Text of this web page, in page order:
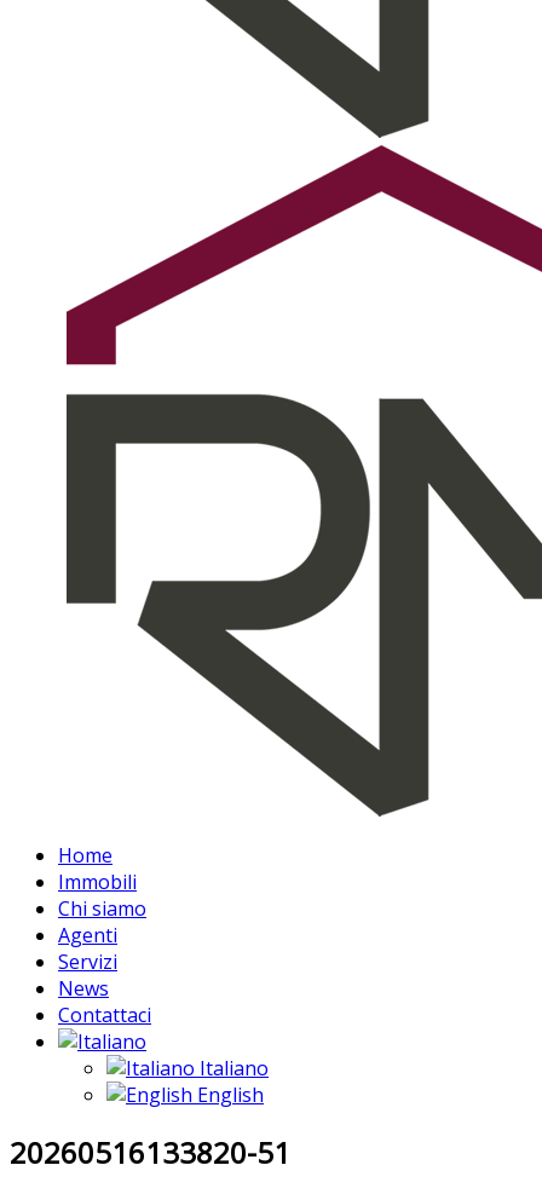
Home
Immobili
Chi siamo
Agenti
Servizi
News
Contattaci
Italiano
English
20260516133820-51